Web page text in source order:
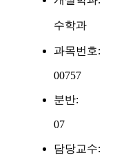
수학과
과목번호:
00757
분반:
07
담당교수: